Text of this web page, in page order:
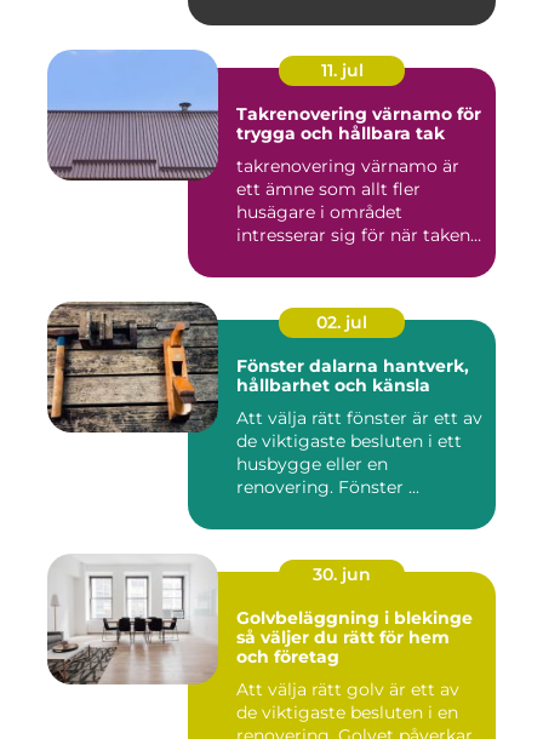
11. jul
Takrenovering värnamo för
trygga och hållbara tak
takrenovering värnamo är
ett ämne som allt fler
husägare i området
intresserar sig för när taken
02. jul
Fönster dalarna hantverk,
hållbarhet och känsla
Att välja rätt fönster är ett av
de viktigaste besluten i ett
husbygge eller en
renovering. Fönster ...
30. jun
Golvbeläggning i blekinge
så väljer du rätt för hem
och företag
Att välja rätt golv är ett av
de viktigaste besluten i en